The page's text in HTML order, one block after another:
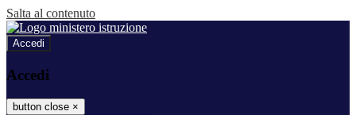
Salta al contenuto
Accedi
Accedi
button close ×